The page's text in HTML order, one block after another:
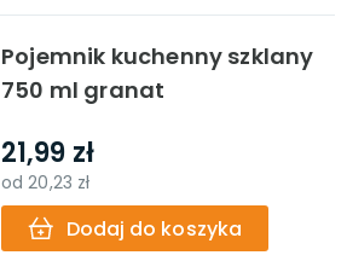
Pojemnik kuchenny szklany
750 ml granat
21,99 zł
od20,23 zł
Dodaj do koszyka